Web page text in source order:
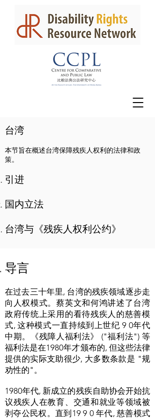
台湾
本节旨在概述台湾保障残疾人权利的法律和政
策。
引进
国内立法
台湾与《残疾人权利公约》
导言
在过去三十年里, 台湾的残疾领域逐步走
向人权模式。蔡英文和何鸿讲述了台湾
政府传统上采用的看待残疾人的慈善模
式, 这种模式一直持续到上世纪 9 0年代
中期。《残障人福利法》 ("福利法") 等
福利法是在1980年才颁布的, 但这些法律
提供的实际支助很少, 大多数条款是 "规
劝性的"。
1980年代, 新成立的残疾自助协会开始抗
议残疾人在教育、交通和就业等领域被
剥夺公民权。直到19 9 0 年代, 慈善模式